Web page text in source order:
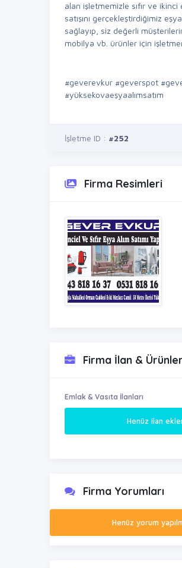
alan işletmemizle sıfır ve
satışını gerçekleştirdiğimiz
sağlayıp, siz değerli
mobilya vb. ürünler için
#geverevkur #geverspot
#yüksekovaeşyaalımsatım
İşletme ID : #252
Firma Resimleri
Firma İlan & Ürünler
Emlak & Vasıta İlanları
Henüz ilan
Firma Yorumları
Henüz yorum